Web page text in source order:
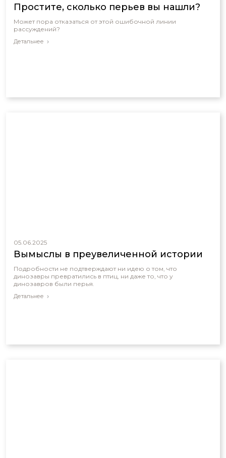
Простите, сколько перьев вы нашли?
Может пора отказаться от этой ошибочной линии
рассуждений?
Детальнее
05.06.2025
Вымыслы в преувеличенной истории
Подробности не подтверждают ни идею о том, что
динозавры превратились в птиц, ни даже то, что у
динозавров были перья.
Детальнее